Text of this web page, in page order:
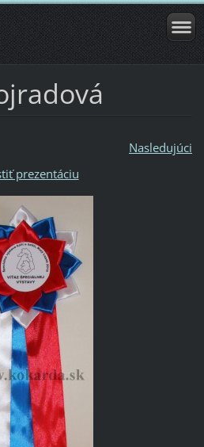
Nasledujúci
prezentáciu